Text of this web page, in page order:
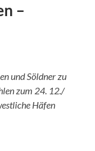
–
und Söldner zu
zum 24. 12./
Häfen